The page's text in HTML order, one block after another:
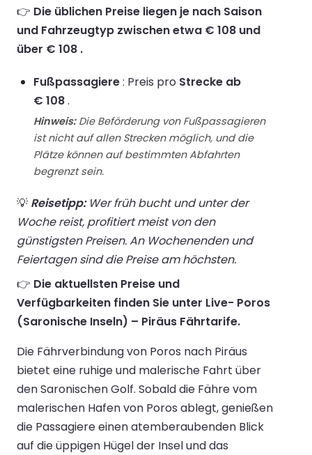
👉 Die üblichen Preise liegen je nach Saison
und Fahrzeugtyp zwischen etwa € 108 und
über € 108 .
Fußpassagiere: Preis pro Strecke ab
€ 108.
Hinweis:Die Beförderung von Fußpassagieren
ist nicht auf allen Strecken möglich, und die
Plätze können auf bestimmten Abfahrten
begrenzt sein.
💡 Reisetipp:Wer früh bucht und unter der
Woche reist, profitiert meist von den
günstigsten Preisen. An Wochenenden und
Feiertagen sind die Preise am höchsten.
👉 Die aktuellsten Preise und
Verfügbarkeiten finden Sie unter Live- Poros
(Saronische Inseln) – Piräus Fährtarife.
Die Fährverbindung von Poros nach Piräus
bietet eine ruhige und malerische Fahrt über
den Saronischen Golf. Sobald die Fähre vom
malerischen Hafen von Poros ablegt, genießen
die Passagiere einen atemberaubenden Blick
auf die üppigen Hügel der Insel und das